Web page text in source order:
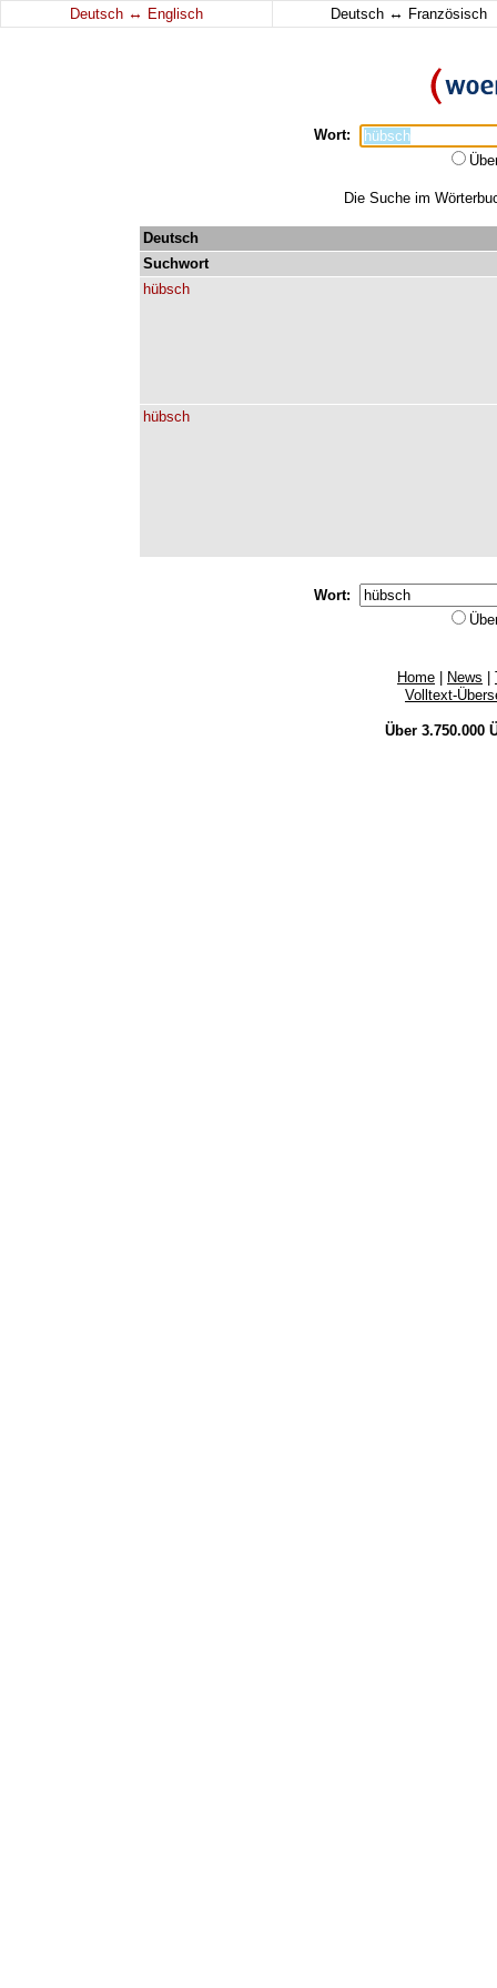
Deutsch ↔ Englisch Deutsch ↔ Französisch
Wort:
Die Suche im
Deutsch
Suchwort
hübsch
hübsch
Wort:
Home News
Volltext-
Über 3.750.000